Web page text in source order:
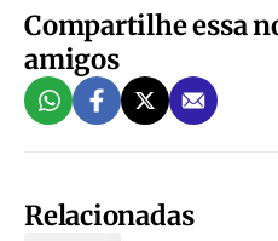
Compartilhe essa
amigos
Relacionadas